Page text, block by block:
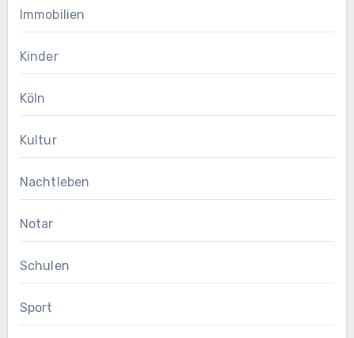
Immobilien
Kinder
Köln
Kultur
Nachtleben
Notar
Schulen
Sport